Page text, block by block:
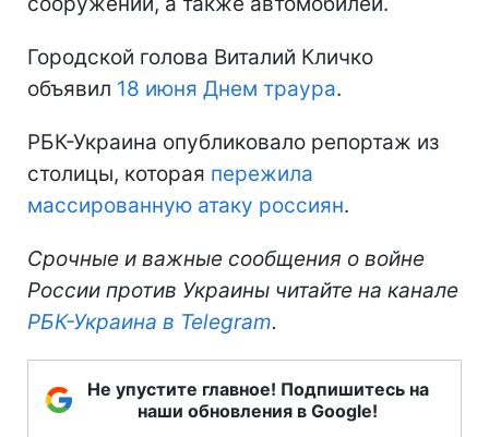
Городской голова Виталий Кличко
объявил 18 июня Днем траура.
РБК-Украина опубликовало репортаж из
столицы, которая пережила
массированную атаку россиян.
Срочные и важные сообщения о войне
России против Украины читайте на канале
РБК-Украина в Telegram.
Не упустите главное! Подпишитесь на
наши обновления в Google!